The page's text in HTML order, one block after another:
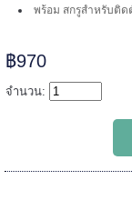
พร้อม สกรูสำหรับติด
฿970
จำนวน: